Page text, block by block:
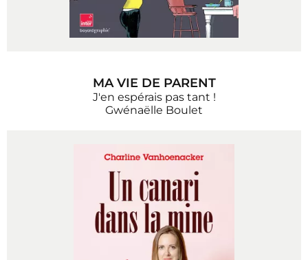
MA VIE DE PARENT
J'en espérais pas tant !
Gwénaëlle Boulet